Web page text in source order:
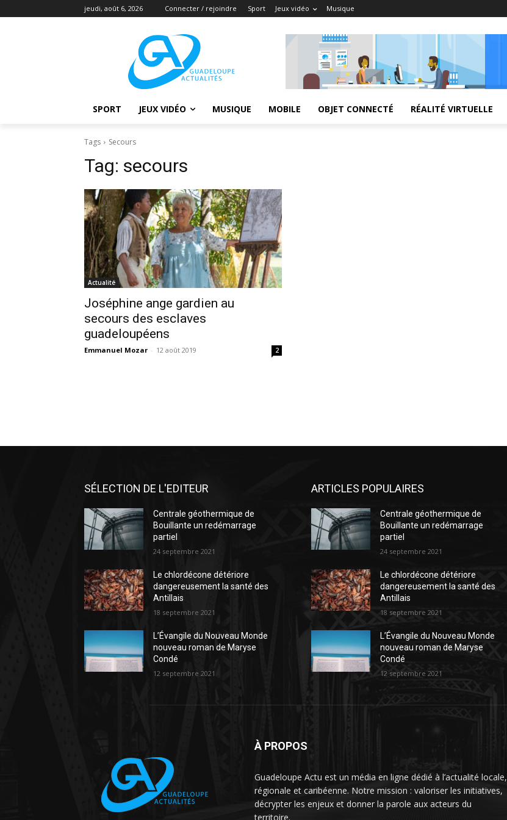
jeudi, août 6, 2026 Connecter / rejoindre Sport Jeux vidéo Musique
SPORT JEUX VIDÉO MUSIQUE MOBILE OBJET CONNECTÉ RÉALITÉ VIRTUELLE
Tags Secours
Tag: secours
Actualité
Joséphine ange gardien au
secours des esclaves
guadeloupéens
Emmanuel Mozar - 12 août 2019 2
SÉLECTION DE L'EDITEUR
Centrale géothermique de
Bouillante un redémarrage
partiel
24 septembre 2021
Le chlordécone détériore
dangereusement la santé des
Antillais
18 septembre 2021
L’Évangile du Nouveau Monde
nouveau roman de Maryse
Condé
12 septembre 2021
ARTICLES POPULAIRES
Centrale géothermique de
Bouillante un redémarrage
partiel
24 septembre 2021
Le chlordécone détériore
dangereusement la santé des
Antillais
18 septembre 2021
L’Évangile du Nouveau Monde
nouveau roman de Maryse
Condé
12 septembre 2021
À PROPOS
Guadeloupe Actu est un média en ligne dédié à l’actualité locale,
régionale et caribéenne. Notre mission : valoriser les initiatives,
décrypter les enjeux et donner la parole aux acteurs du
territoire.